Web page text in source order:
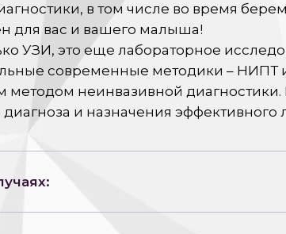
в том числе во время
для вас и вашего малыша!
УЗИ, это еще лабораторное
современные методики – НИПТ
неинвазивной
и назначения эффективного